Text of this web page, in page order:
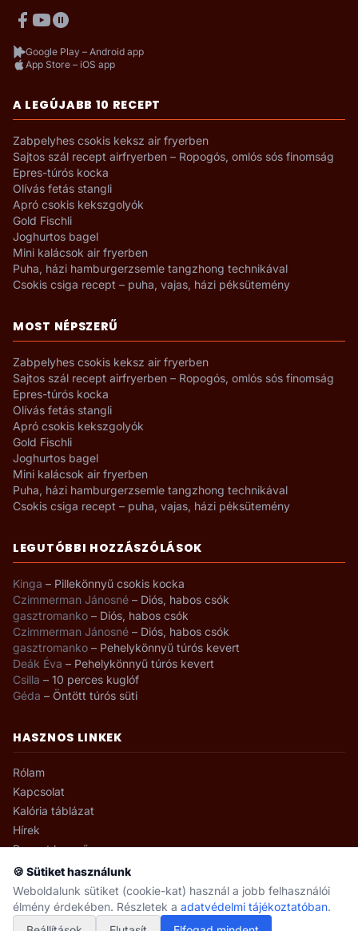
🍪 Sütiket használunk
Weboldalunk sütiket (cookie-kat) használ a jobb felhasználói
élmény érdekében. Részletek a adatvédelmi tájékoztatóban.
Google Play – Android app
App Store – iOS app
A LEGÚJABB 10 RECEPT
Zabpelyhes csokis keksz air fryerben
Sajtos szál recept airfryerben – Ropogós, omlós sós finomság
Epres-túrós kocka
Olívás fetás stangli
Apró csokis kekszgolyók
Gold Fischli
Joghurtos bagel
Mini kalácsok air fryerben
Puha, házi hamburgerzsemle tangzhong technikával
Csokis csiga recept – puha, vajas, házi péksütemény
MOST NÉPSZERŰ
Zabpelyhes csokis keksz air fryerben
Sajtos szál recept airfryerben – Ropogós, omlós sós finomság
Epres-túrós kocka
Olívás fetás stangli
Apró csokis kekszgolyók
Gold Fischli
Joghurtos bagel
Mini kalácsok air fryerben
Puha, házi hamburgerzsemle tangzhong technikával
Csokis csiga recept – puha, vajas, házi péksütemény
LEGUTÓBBI HOZZÁSZÓLÁSOK
Kinga – Pillekönnyű csokis kocka
Czimmerman Jánosné – Diós, habos csók
gasztromanko – Diós, habos csók
Czimmerman Jánosné – Diós, habos csók
gasztromanko – Pehelykönnyű túrós kevert
Deák Éva – Pehelykönnyű túrós kevert
Csilla – 10 perces kuglóf
Géda – Öntött túrós süti
HASZNOS LINKEK
Rólam
Kapcsolat
Kalória táblázat
Hírek
Recept kereső
© 2008–2026 gasztromanko.hu · Minden jog fenntartva.